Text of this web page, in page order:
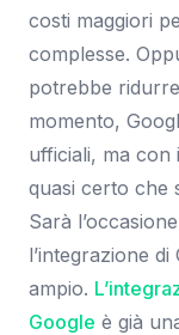
costi maggiori
complesse.
potrebbe
momento,
ufficiali, ma con
quasi certo che
Sarà
l’integrazione di
ampio.
Google è già